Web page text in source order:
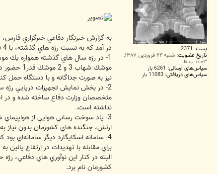
پست: 2371
تاریخ عضویت: شنبه ۲۴ فروردین ۱۳۸۷,
۱۱:۰۳ ب.ظ
سپاس‌های ارسالی: 6261 بار
سپاس‌های دریافتی: 11083 بار
در آمد كه به نسبت رژه هاي گذشته، با 4 نوآوري در نمايش تجهيزات همراه بود.
موشك
نيز به صورت جداگانه و با دستگاه حمل
متخصصان وزارت دفاع ساخته شده و در
نداشته است.
ارتش، جنگنده هاي كشورمان بدون
4- سامانه اسكايگارد ديگر سامانه‌اي
براي مقابله با تهديدات در ارتفاع
البته در كنار اين نوآوري هاي دفاعي،
كشورمان نام برد.